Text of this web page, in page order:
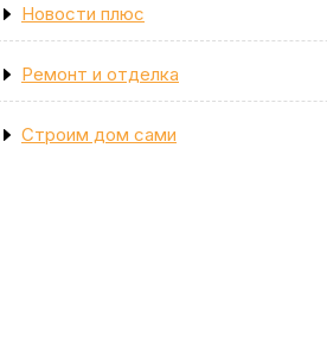
Новости плюс
Ремонт и отделка
Строим дом сами